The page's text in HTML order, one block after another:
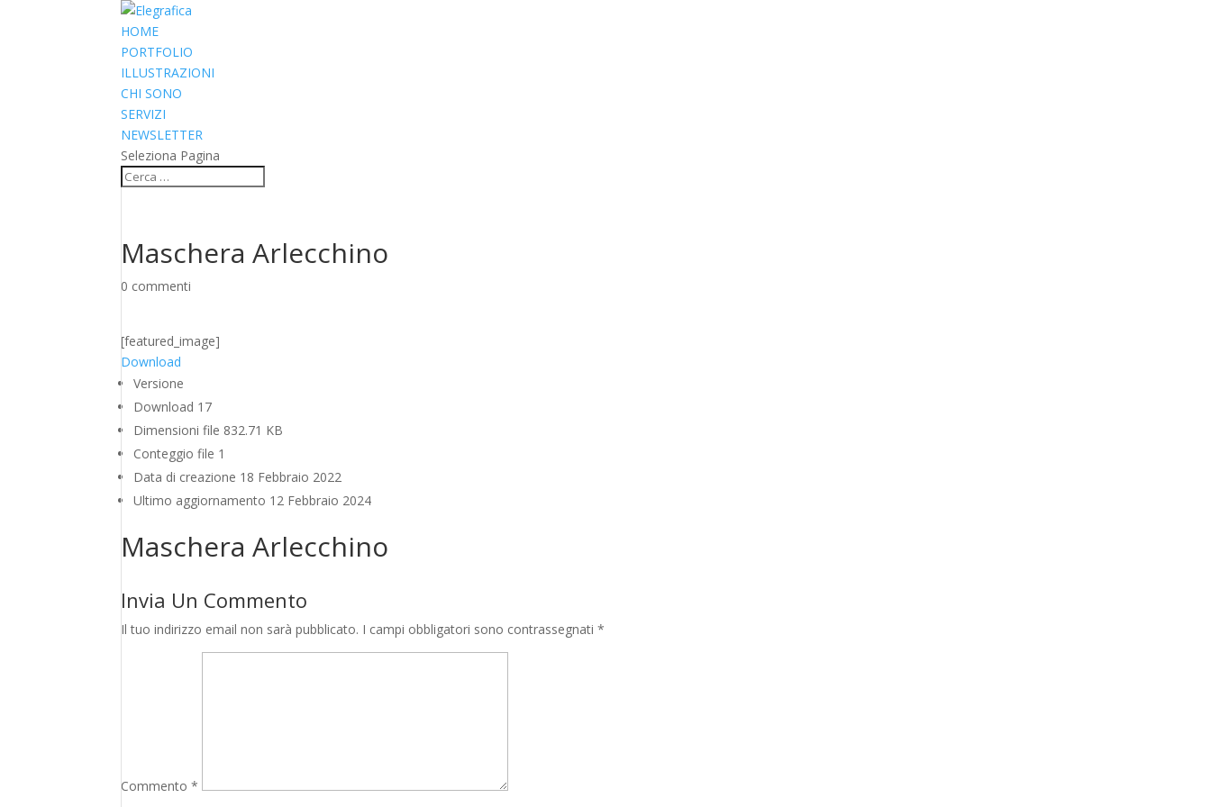
HOME
PORTFOLIO
ILLUSTRAZIONI
CHI SONO
SERVIZI
NEWSLETTER
Seleziona Pagina
Maschera Arlecchino
0 commenti
[featured_image]
Download
Versione
Download 17
Dimensioni file 832.71 KB
Conteggio file 1
Data di creazione 18 Febbraio 2022
Ultimo aggiornamento 12 Febbraio 2024
Maschera Arlecchino
Invia Un Commento
Il tuo indirizzo email non sarà pubblicato. I campi obbligatori sono contrassegnati*
Commento*